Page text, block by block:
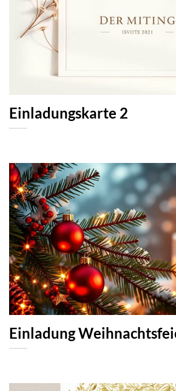
Einladungskarte 2
Einladung